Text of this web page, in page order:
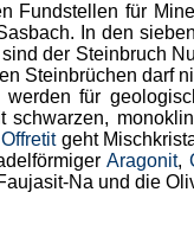
Fundstellen für
In den
der Steinbruch
Steinbrüchen darf
für
schwarzen,
Offretitgeht
Aragonit,
Na und die